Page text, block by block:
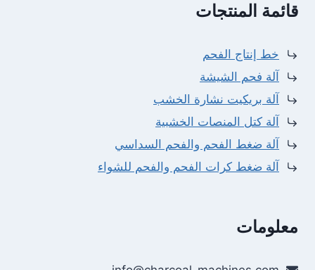
قائمة المنتجات
خط إنتاج الفحم
آلة فحم الشيشة
آلة بريكيت نشارة الخشب
آلة كتل المنصات الخشبية
آلة ضغط الفحم والفحم السداسي
آلة ضغط كرات الفحم والفحم للشواء
معلومات